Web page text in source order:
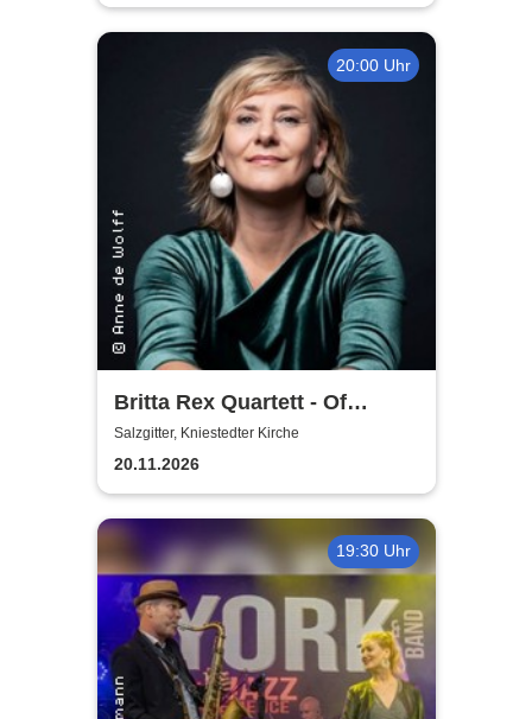
20:00 Uhr
Britta Rex Quartett - Of
Witches, Queens & Heroines
Salzgitter, Kniestedter Kirche
20.11.2026
19:30 Uhr